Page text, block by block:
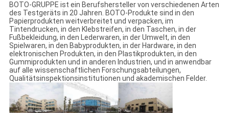
BOTO-GRUPPE ist ein Berufshersteller von verschiedenen Arten
des Testgeräts in 20 Jahren. BOTO-Produkte sind in den
Papierprodukten weitverbreitet und verpacken, im
Tintendrucken, in den Klebstreifen, in den Taschen, in der
Fußbekleidung, in den Lederwaren, in der Umwelt, in den
Spielwaren, in den Babyprodukten, in der Hardware, in den
elektronischen Produkten, in den Plastikprodukten, in den
Gummiprodukten und in anderen Industrien, und in anwendbar
auf alle wissenschaftlichen Forschungsabteilungen,
Qualitätsinspektionsinstitutionen und akademischen Felder.